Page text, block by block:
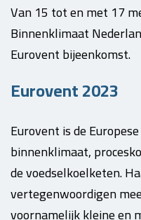
Van 15 tot en met 17
Binnenklimaat
Eurovent bijeenkomst.
Eurovent 2023
Eurovent is de
binnenklimaat,
de voedselkoelketen.
vertegenwoordigen
voornamelijk kleine en